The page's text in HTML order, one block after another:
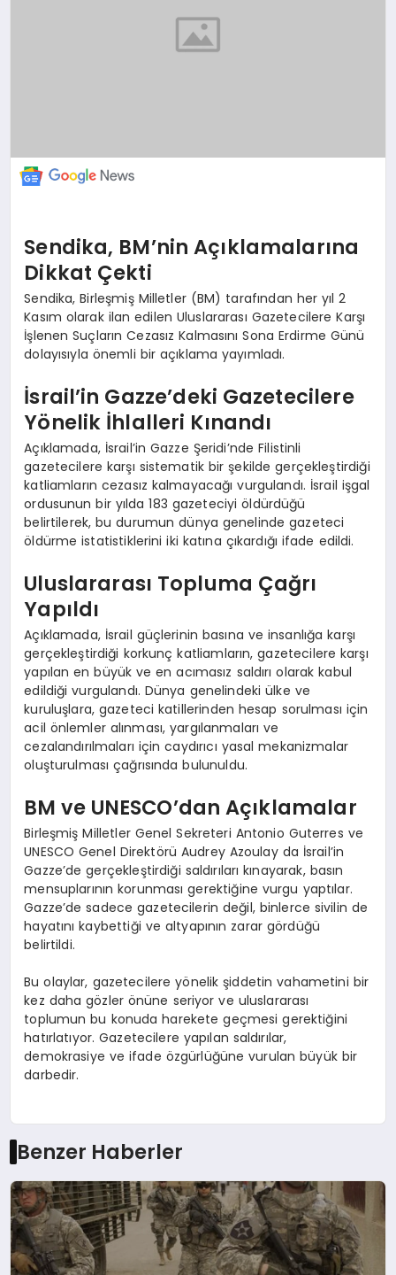
Sendika, BM’nin Açıklamalarına
Dikkat Çekti
Sendika, Birleşmiş Milletler (BM) tarafından her yıl 2
Kasım olarak ilan edilen Uluslararası Gazetecilere Karşı
İşlenen Suçların Cezasız Kalmasını Sona Erdirme Günü
dolayısıyla önemli bir açıklama yayımladı.
İsrail’in Gazze’deki Gazetecilere
Yönelik İhlalleri Kınandı
Açıklamada, İsrail’in Gazze Şeridi’nde Filistinli
gazetecilere karşı sistematik bir şekilde gerçekleştirdiği
katliamların cezasız kalmayacağı vurgulandı. İsrail işgal
ordusunun bir yılda 183 gazeteciyi öldürdüğü
belirtilerek, bu durumun dünya genelinde gazeteci
öldürme istatistiklerini iki katına çıkardığı ifade edildi.
Uluslararası Topluma Çağrı
Yapıldı
Açıklamada, İsrail güçlerinin basına ve insanlığa karşı
gerçekleştirdiği korkunç katliamların, gazetecilere karşı
yapılan en büyük ve en acımasız saldırı olarak kabul
edildiği vurgulandı. Dünya genelindeki ülke ve
kuruluşlara, gazeteci katillerinden hesap sorulması için
acil önlemler alınması, yargılanmaları ve
cezalandırılmaları için caydırıcı yasal mekanizmalar
oluşturulması çağrısında bulunuldu.
BM ve UNESCO’dan Açıklamalar
Birleşmiş Milletler Genel Sekreteri Antonio Guterres ve
UNESCO Genel Direktörü Audrey Azoulay da İsrail’in
Gazze’de gerçekleştirdiği saldırıları kınayarak, basın
mensuplarının korunması gerektiğine vurgu yaptılar.
Gazze’de sadece gazetecilerin değil, binlerce sivilin de
hayatını kaybettiği ve altyapının zarar gördüğü
belirtildi.
Bu olaylar, gazetecilere yönelik şiddetin vahametini bir
kez daha gözler önüne seriyor ve uluslararası
toplumun bu konuda harekete geçmesi gerektiğini
hatırlatıyor. Gazetecilere yapılan saldırılar,
demokrasiye ve ifade özgürlüğüne vurulan büyük bir
darbedir.
Benzer Haberler